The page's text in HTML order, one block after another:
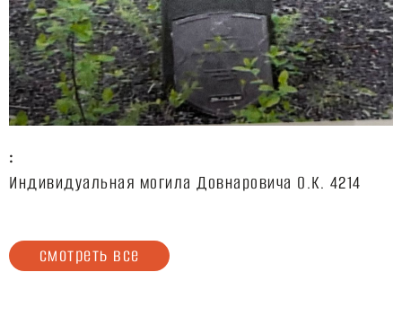
:
Индивидуальная могила Довнаровича О.К. 4214
смотреть все